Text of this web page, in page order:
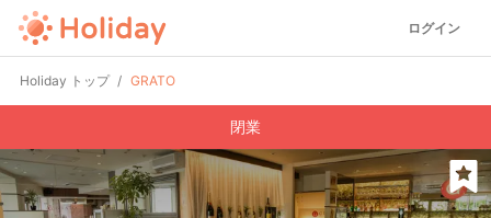
ログイン
Holiday トップ GRATO
閉業